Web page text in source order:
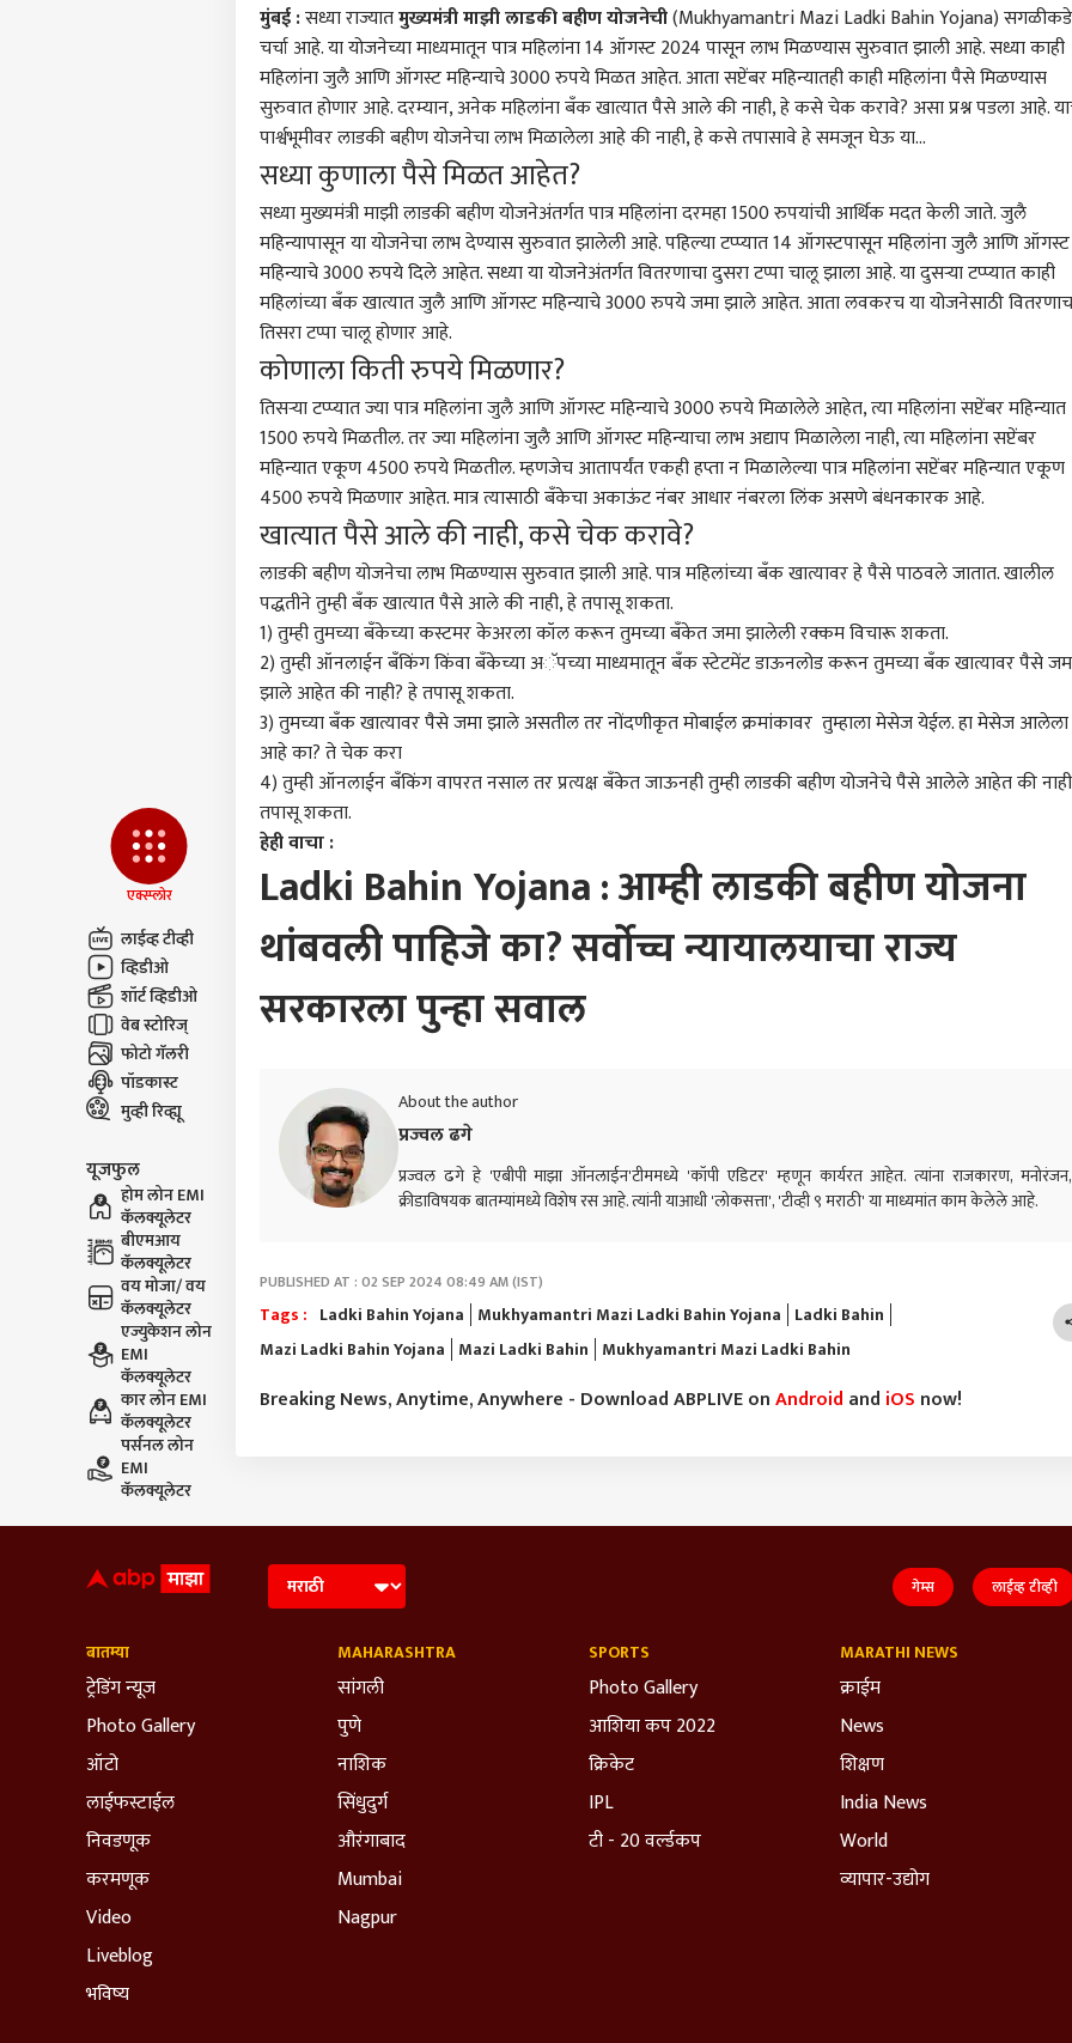
एक्स्प्लोर
लाईव्ह टीव्ही
व्हिडीओ
शॉर्ट व्हिडीओ
वेब स्टोरिज्
फोटो गॅलरी
पॉडकास्ट
मुव्ही रिव्ह्यू
यूजफुल
होम लोन EMI
कॅलक्यूलेटर
बीएमआय
कॅलक्यूलेटर
वय मोजा/ वय
कॅलक्यूलेटर
एज्युकेशन लोन
EMI
कॅलक्यूलेटर
कार लोन EMI
कॅलक्यूलेटर
पर्सनल लोन
EMI
कॅलक्यूलेटर
मुंबई:सध्या राज्यातमुख्यमंत्री माझी लाडकी बहीण योजनेची(Mukhyamantri Mazi Ladki Bahin Yojana) सगळीकडे
चर्चा आहे. या योजनेच्या माध्यमातून पात्र महिलांना 14 ऑगस्ट 2024 पासून लाभ मिळण्यास सुरुवात झाली आहे. सध्या काही
महिलांना जुलै आणि ऑगस्ट महिन्याचे 3000 रुपये मिळत आहेत. आता सप्टेंबर महिन्यातही काही महिलांना पैसे मिळण्यास
सुरुवात होणार आहे. दरम्यान, अनेक महिलांना बँक खात्यात पैसे आले की नाही, हे कसे चेक करावे? असा प्रश्न पडला आहे.
पार्श्वभूमीवर लाडकी बहीण योजनेचा लाभ मिळालेला आहे की नाही, हे कसे तपासावे हे समजून घेऊ या...
सध्या कुणाला पैसे मिळत आहेत?
सध्या मुख्यमंत्री माझी लाडकी बहीण योजनेअंतर्गत पात्र महिलांना दरमहा 1500 रुपयांची आर्थिक मदत केली जाते. जुलै
महिन्यापासून या योजनेचा लाभ देण्यास सुरुवात झालेली आहे. पहिल्या टप्प्यात 14 ऑगस्टपासून महिलांना जुलै आणि ऑगस्ट
महिन्याचे 3000 रुपये दिले आहेत. सध्या या योजनेअंतर्गत वितरणाचा दुसरा टप्पा चालू झाला आहे. या दुसऱ्या टप्प्यात काही
महिलांच्या बँक खात्यात जुलै आणि ऑगस्ट महिन्याचे 3000 रुपये जमा झाले आहेत. आता लवकरच या योजनेसाठी
तिसरा टप्पा चालू होणार आहे.
कोणाला किती रुपये मिळणार?
तिसऱ्या टप्प्यात ज्या पात्र महिलांना जुलै आणि ऑगस्ट महिन्याचे 3000 रुपये मिळालेले आहेत, त्या महिलांना सप्टेंबर महिन्यात
1500 रुपये मिळतील. तर ज्या महिलांना जुलै आणि ऑगस्ट महिन्याचा लाभ अद्याप मिळालेला नाही, त्या महिलांना सप्टेंबर
महिन्यात एकूण 4500 रुपये मिळतील. म्हणजेच आतापर्यंत एकही हप्ता न मिळालेल्या पात्र महिलांना सप्टेंबर महिन्यात एकूण
4500 रुपये मिळणार आहेत. मात्र त्यासाठी बँकेचा अकाऊंट नंबर आधार नंबरला लिंक असणे बंधनकारक आहे.
खात्यात पैसे आले की नाही, कसे चेक करावे?
लाडकी बहीण योजनेचा लाभ मिळण्यास सुरुवात झाली आहे. पात्र महिलांच्या बँक खात्यावर हे पैसे पाठवले जातात. खालील
पद्धतीने तुम्ही बँक खात्यात पैसे आले की नाही, हे तपासू शकता.
1) तुम्ही तुमच्या बँकेच्या कस्टमर केअरला कॉल करून तुमच्या बँकेत जमा झालेली रक्कम विचारू शकता.
2) तुम्ही ऑनलाईन बँकिंग किंवा बँकेच्या अॅपच्या माध्यमातून बँक स्टेटमेंट डाऊनलोड करून तुमच्या बँक खात्यावर पैसे
झाले आहेत की नाही? हे तपासू शकता.
3) तुमच्या बँक खात्यावर पैसे जमा झाले असतील तर नोंदणीकृत मोबाईल क्रमांकावर तुम्हाला मेसेज येईल. हा मेसेज आलेला
आहे का? ते चेक करा
4) तुम्ही ऑनलाईन बँकिंग वापरत नसाल तर प्रत्यक्ष बँकेत जाऊनही तुम्ही लाडकी बहीण योजनेचे पैसे आलेले आहेत की
तपासू शकता.
हेही वाचा :
Ladki Bahin Yojana : आम्ही लाडकी बहीण योजना
थांबवली पाहिजे का? सर्वोच्च न्यायालयाचा राज्य
सरकारला पुन्हा सवाल
About the author
प्रज्वल ढगे
प्रज्वल ढगे हे 'एबीपी माझा ऑनलाईन'टीममध्ये 'कॉपी एडिटर' म्हणून कार्यरत आहेत. त्यांना राजकारण, मनोरंजन,
क्रीडाविषयक बातम्यांमध्ये विशेष रस आहे. त्यांनी याआधी 'लोकसत्ता', 'टीव्ही ९ मराठी' या माध्यमांत काम केलेले आहे.
PUBLISHED AT : 02 SEP 2024 08:49 AM (IST)
Tags : Ladki Bahin Yojana Mukhyamantri Mazi Ladki Bahin Yojana Ladki Bahin
Mazi Ladki Bahin Yojana Mazi Ladki Bahin Mukhyamantri Mazi Ladki Bahin
Breaking News, Anytime, Anywhere - Download ABPLIVE onAndroid and iOS now!
हॅलो गेस्ट
आमच्यासोबत जाहिरात करा
प्रायव्हसी पॉलिसी
संपर्क साधा
करिअर
फीडबॅक
आमच्याबद्दल
LOGIN
पर्सनल कॉर्नर
टॉप आर्टिकल
पुणे
मुंबई-पुणे मिसिंग लिंकवर
धडकी भरवणारा भीषण
अपघात, कार टेम्पोला
धडकली, एकाचा मृत्यू, पाहा
भयंकर VIDEO
करमणूक
370 रुपयांची बिर्याणी...
होऊन करतोय कमबॅक, पोस्ट
करत म्हणाला, 'जे झालं ते...'
महाराष्ट्र
मुंबईकरांसाठी महत्त्वाची
महाराज टर्मिनसच्या फलाट
क्रमांक 16 वरील ट्रॅफिक आणि
पॉवर ब्लॉकला पुन्हा मुदतवाढ;
परिणाम
बंद
नागपूरमध्ये मुलीसोबत नको ते
केलं, पोलिसांना खोलीत
कायम
राजकारण
पक्षाचा खटला निर्णायक
मोदींना भेटणार
वाटत असेल तर
सुनील तटकरेंबाबत नाराजी
गेम्स लाईव्ह टीव्ही
बातम्या
ट्रेडिंग न्यूज
Photo Gallery
ऑटो
लाईफस्टाईल
निवडणूक
करमणूक
Video
Liveblog
भविष्य
MAHARASHTRA
सांगली
पुणे
नाशिक
सिंधुदुर्ग
औरंगाबाद
Mumbai
Nagpur
SPORTS
Photo Gallery
आशिया कप 2022
क्रिकेट
IPL
टी - 20 वर्ल्डकप
MARATHI NEWS
क्राईम
News
शिक्षण
India News
World
व्यापार-उद्योग